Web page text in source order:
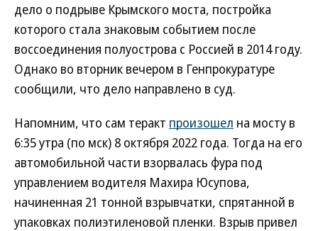
дело о подрыве Крымского моста, постройка
которого стала знаковым событием после
воссоединения полуострова с Россией в 2014 году.
Однако во вторник вечером в Генпрокуратуре
сообщили, что дело направлено в суд.
Напомним, что сам теракт произошел на мосту в
6:35 утра (по мск) 8 октября 2022 года. Тогда на его
автомобильной части взорвалась фура под
управлением водителя Махира Юсупова,
начиненная 21 тонной взрывчатки, спрятанной в
упаковках полиэтиленовой пленки. Взрыв привел